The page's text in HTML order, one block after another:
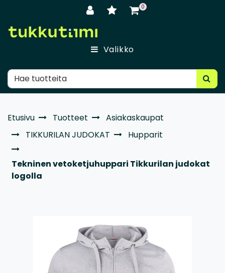
0
Valikko
Etusivu Tuotteet
Asiakaskaupat
TIKKURILAN JUDOKAT
Hupparit
Tekninen vetoketjuhuppari Tikkurilan judokat
logolla